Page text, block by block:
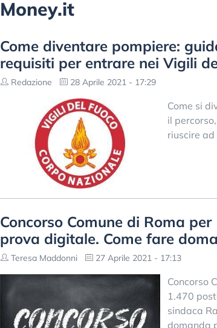
Money.it
Come diventare pompiere:
requisiti per entrare nei Vigili
Redazione 28 Aprile 2021 - 17:29
Come si
il
riuscire
Concorso Comune di Roma
prova digitale. Come fare
Teresa Maddonni 27 Aprile 2021 - 17:13
Concorso
1.470
sindaca
domanda